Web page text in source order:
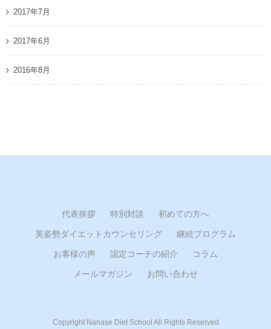
2017年7月
2017年6月
2016年8月
代表挨拶 特別対談 初めての方へ
美姿勢ダイエットカウンセリング 継続プログラム
お客様の声 認定コーチの紹介 コラム
メールマガジン お問い合わせ
Copyright Nanase Diet School All Rights Reserved